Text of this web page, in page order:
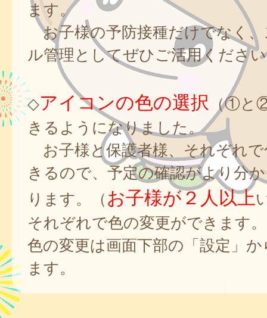
ます。
お子様の予防接種だけでなく
ル管理としてぜひご活用くださ
◇アイコンの色の選択 （①と
きるようになりました。
お子様と保護者様、それぞれ
きるので、予定の確認がより分
ります。（お子様が２人以上
それぞれで色の変更ができます
色の変更は画面下部の「設定」
ます。